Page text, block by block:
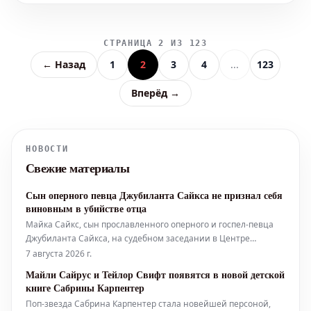
СТРАНИЦА 2 ИЗ 123
← Назад 1 2 3 4 ... 123
Вперёд →
НОВОСТИ
Свежие материалы
Сын оперного певца Джубиланта Сайкса не признал себя
виновным в убийстве отца
Майка Сайкс, сын прославленного оперного и госпел-певца
Джубиланта Сайкса, на судебном заседании в Центре
уголовного правосудия Фольца в Лос-Анджелесе в четверг, 6
убийстве собственного отца. 31-летний Сайкс-младший был
задержан
7 августа 2026 г.
Майли Сайрус и Тейлор Свифт появятся в новой детской
книге Сабрины Карпентер
Поп-звезда Сабрина Карпентер стала новейшей персоной,